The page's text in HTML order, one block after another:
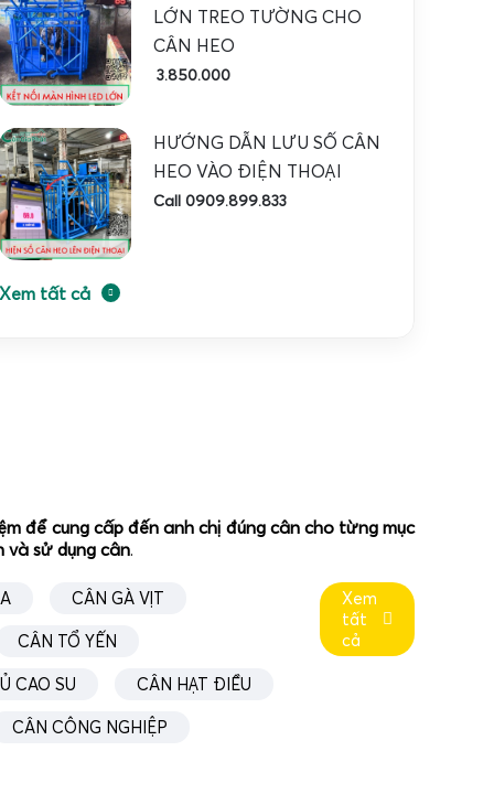
LỚN TREO TƯỜNG CHO
CÂN HEO
3.850.000
HƯỚNG DẪN LƯU SỐ CÂN
HEO VÀO ĐIỆN THOẠI
Call 0909.899.833
Xem tất cả
để cung cấp đến anh chị đúng cân cho từng mục
và sử dụng cân.
CÂN GÀ VỊT
CÂN TỔ YẾN
CAO SU CÂN HẠT ĐIỀU
CÂN CÔNG NGHIỆP
Xem
tất
cả